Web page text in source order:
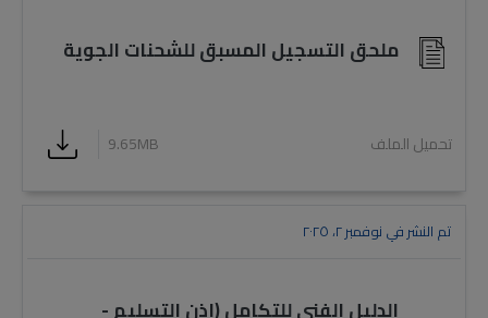
ملحق التسجيل المسبق للشحنات الجوية
تحميل الملف 9.65MB
تم النشر في نوفمبر ٢، ٢٠٢٥
الدليل الفني للتكامل (إذن التسليم -